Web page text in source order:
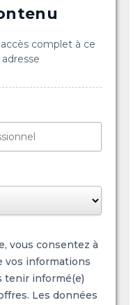
complet à ce
vous consentez à
vos informations
tenir informé(e)
Les données